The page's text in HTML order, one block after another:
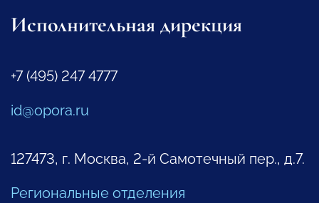
Исполнительная дирекция
+7 (495) 247 4777
id@opora.ru
127473, г. Москва, 2-й Самотечный пер., д.7.
Региональные отделения